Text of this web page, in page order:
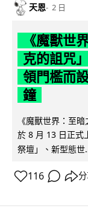
天恩 2 日
《魔獸世
克的詛咒
領門檻而
鐘
《魔獸世界：至
於 8 月 13 日正式
祭壇」、新型態世
116